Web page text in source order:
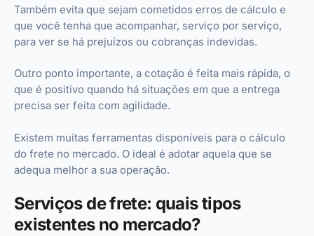
Também evita que sejam cometidos erros de cálculo e
que você tenha que acompanhar, serviço por serviço,
para ver se há prejuízos ou cobranças indevidas.
Outro ponto importante, a cotação é feita mais rápida, o
que é positivo quando há situações em que a entrega
precisa ser feita com agilidade.
Existem muitas ferramentas disponíveis para o cálculo
do frete no mercado. O ideal é adotar aquela que se
adequa melhor a sua operação.
Serviços de frete: quais tipos
existentes no mercado?